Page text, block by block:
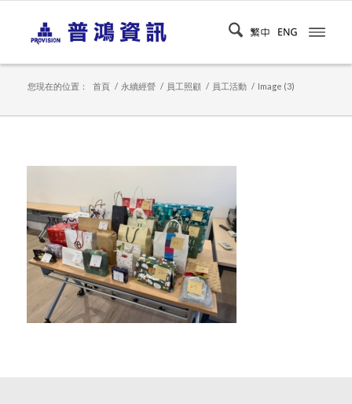
您現在的位置： 首頁 / 永續經營 / 員工照顧 / 員工活動 / Image (3)